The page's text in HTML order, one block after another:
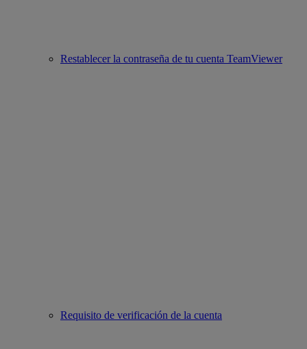
Restablecer la contraseña de tu cuenta TeamViewer
Requisito de verificación de la cuenta